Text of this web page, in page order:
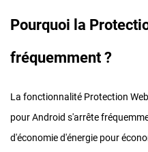
Pourquoi la
fréquemment ?
La fonctionnalité Protection
pour Android s'arrête
d'économie d'énergie pour